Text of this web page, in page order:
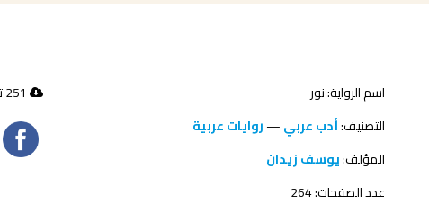
اسم الرواية: نور
التصنيف:أدب عربي—روايات عربية
المؤلف:يوسف زيدان
عدد الصفحات: 264